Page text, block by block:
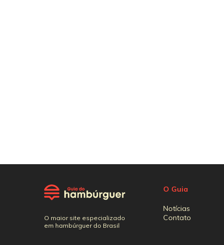
O maior site especializado
em hambúrguer do Brasil
O Guia
Notícias
Contato